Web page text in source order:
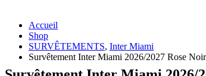
Accueil
Shop
SURVÊTEMENTS, Inter Miami
Survêtement Inter Miami 2026/2027 Rose